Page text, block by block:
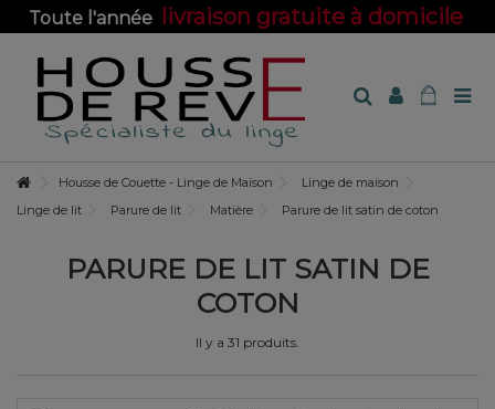
Toute l'année livraison gratuite à domicile
Housse de Couette - Linge de Maison
Linge de maison
Linge de lit
Parure de lit Matière Parure de lit satin de coton
PARURE DE LIT SATIN DE
COTON
Il y a 31 produits.